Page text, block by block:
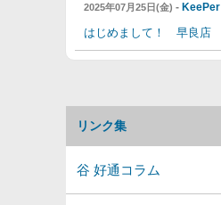
2025年07月25日(金) -
はじめまして！ 早良店
リンク集
谷 好通コラム